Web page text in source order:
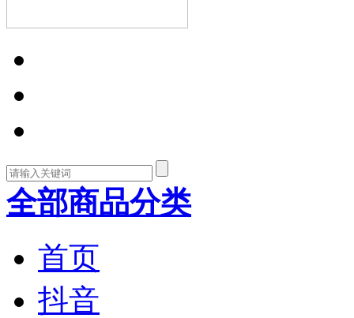
全部商品分类
首页
抖音